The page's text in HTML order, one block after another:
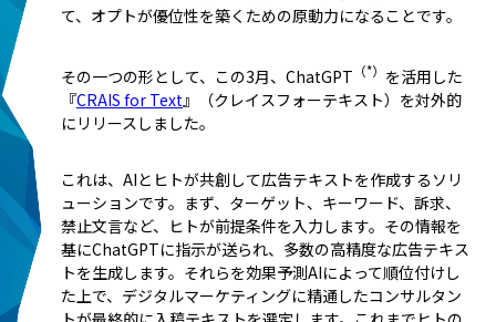
て、オプトが優位性を築くための原動力になることです。
その一つの形として、この3月、ChatGPT （*） を活用した
『CRAIS for Text 』（クレイスフォーテキスト）を対外的
にリリースしました。
これは、AIとヒトが共創して広告テキストを作成するソリ
ューションです。まず、ターゲット、キーワード、訴求、
禁止文言など、ヒトが前提条件を入力します。その情報を
基にChatGPTに指示が送られ、多数の高精度な広告テキス
トを生成します。それらを効果予測AIによって順位付けし
た上で、デジタルマーケティングに精通したコンサルタン